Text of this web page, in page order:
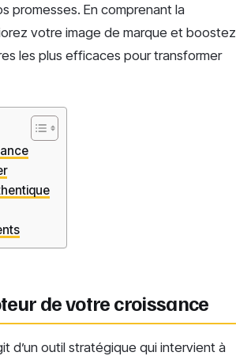
promesses. En comprenant la
votre image de marque et boostez
les plus efficaces pour transformer
de votre croissance
d’un outil stratégique qui intervient à